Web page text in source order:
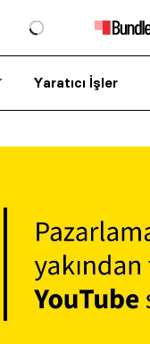
Yaratıcı İşler